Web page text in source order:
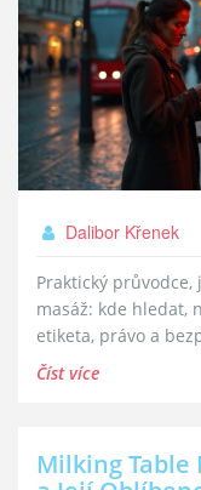
Dalibor Křenek
Praktický
masáž: kde hledat,
etiketa, právo a
Číst více
Milking Table